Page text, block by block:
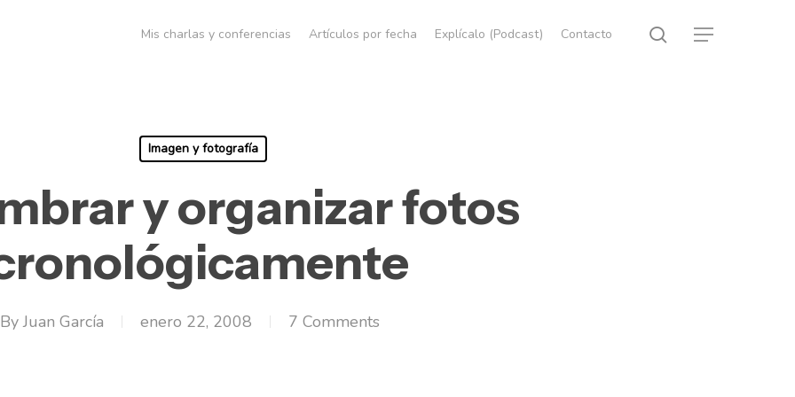
Mis charlas y conferencias Artículos por fecha Explícalo (Podcast) Contacto search
Menu
Imagen y fotografía
y organizar fotos
By Juan García enero 22, 2008 7 Comments